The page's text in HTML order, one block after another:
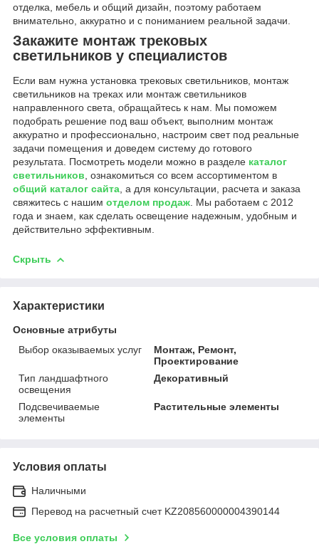
отделка, мебель и общий дизайн, поэтому работаем
внимательно, аккуратно и с пониманием реальной задачи.
Закажите монтаж трековых
светильников у специалистов
Если вам нужна установка трековых светильников, монтаж
светильников на треках или монтаж светильников
направленного света, обращайтесь к нам. Мы поможем
подобрать решение под ваш объект, выполним монтаж
аккуратно и профессионально, настроим свет под реальные
задачи помещения и доведем систему до готового
результата. Посмотреть модели можно в разделе каталог
светильников , ознакомиться со всем ассортиментом в
общий каталог сайта , а для консультации, расчета и заказа
свяжитесь с нашим отделом продаж . Мы работаем с 2012
года и знаем, как сделать освещение надежным, удобным и
действительно эффективным.
Скрыть
Характеристики
Основные атрибуты
Выбор оказываемых услуг
Монтаж, Ремонт,
Проектирование
Тип ландшафтного
освещения
Декоративный
Подсвечиваемые
элементы
Растительные элементы
Условия оплаты
Наличными
Перевод на расчетный счет KZ208560000004390144
Все условия оплаты